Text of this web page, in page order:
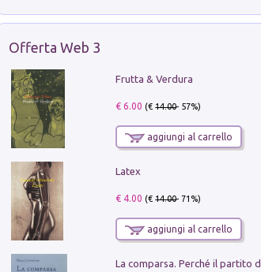
Offerta Web 3
Frutta & Verdura
€ 6.00 (€14.00- 57%)
aggiungi al carrello
Latex
€ 4.00 (€14.00- 71%)
aggiungi al carrello